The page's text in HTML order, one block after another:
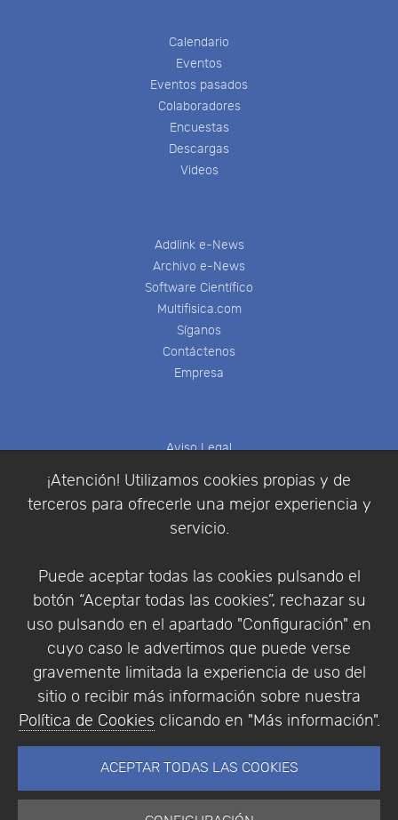
¡Atención! Utilizamos cookies propias y de
terceros para ofrecerle una mejor experiencia y
servicio.
Puede aceptar todas las cookies pulsando el
botón “Aceptar todas las cookies”, rechazar su
uso pulsando en el apartado "Configuración" en
cuyo caso le advertimos que puede verse
gravemente limitada la experiencia de uso del
sitio o recibir más información sobre nuestra
Política de Cookies clicando en "Más información".
ACEPTAR TODAS LAS COOKIES
Calendario
Eventos
Eventos pasados
Colaboradores
Encuestas
Descargas
Videos
Addlink e-News
Archivo e-News
Software Científico
Multifisica.com
Síganos
Contáctenos
Empresa
Aviso Legal
Política de Privacidad
Condiciones de compra
Identificarse
Empresa|Aviso Legal| Política de Privacidad |
Política de Cookies
© Copyright 1994 - 2026. Addlink Software
Científico, S.L.
Portugal.